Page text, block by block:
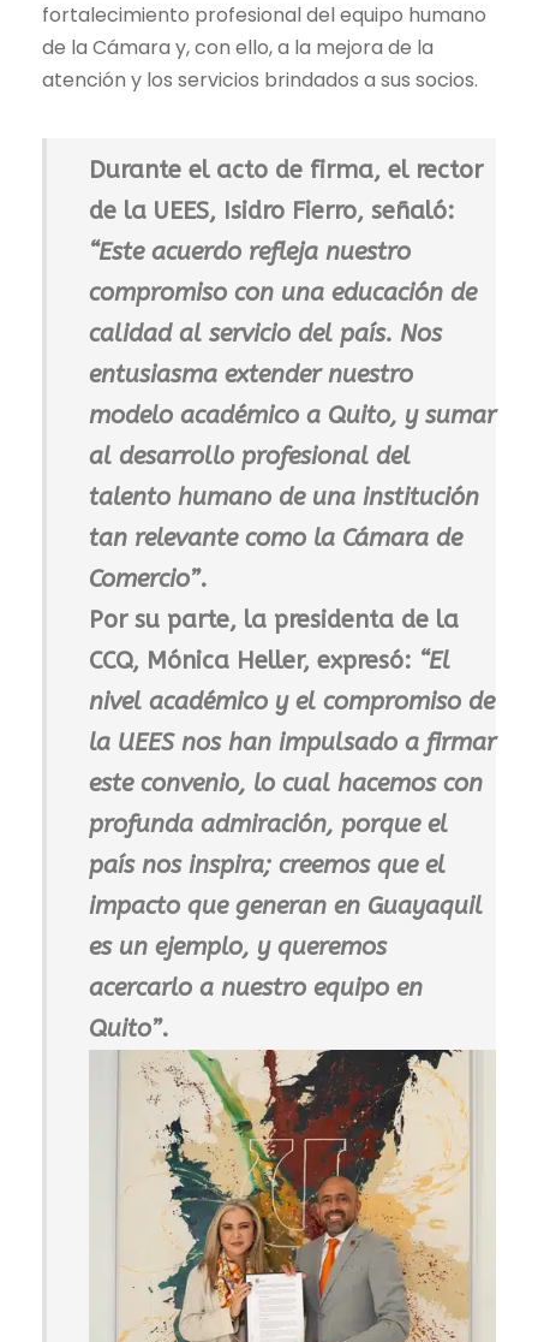
fortalecimiento profesional del equipo humano
de la Cámara y, con ello, a la mejora de la
atención y los servicios brindados a sus socios.
Durante el acto de firma, el rector
de la UEES, Isidro Fierro, señaló:
“Este acuerdo refleja nuestro
compromiso con una educación de
calidad al servicio del país. Nos
entusiasma extender nuestro
modelo académico a Quito, y sumar
al desarrollo profesional del
talento humano de una institución
tan relevante como la Cámara de
Comercio”.
Por su parte, la presidenta de la
CCQ, Mónica Heller, expresó: “El
nivel académico y el compromiso de
la UEES nos han impulsado a firmar
este convenio, lo cual hacemos con
profunda admiración, porque el
país nos inspira; creemos que el
impacto que generan en Guayaquil
es un ejemplo, y queremos
acercarlo a nuestro equipo en
Quito”.